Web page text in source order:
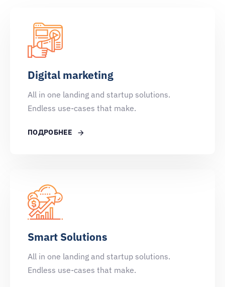
Digital marketing
All in one landing and startup solutions.
Endless use-cases that make.
ПОДРОБНЕЕ
Smart Solutions
All in one landing and startup solutions.
Endless use-cases that make.